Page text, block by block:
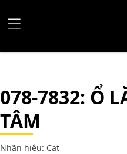
078-7832: Ổ
TÂM
Nhãn hiệu: Cat